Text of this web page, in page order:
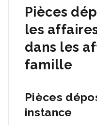
Pièces
les
dans les
famille
Pièces
instance